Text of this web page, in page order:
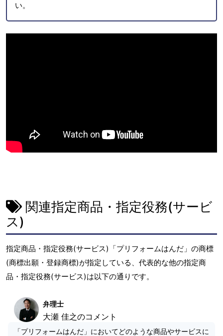
い。
関連指定商品・指定役務(サービ
ス)
指定商品・指定役務(サービス)「プリフォームはんだ」の商標
(商標出願・登録商標)が指定している、代表的な他の指定商
品・指定役務(サービス)は以下の通りです。
弁理士
大瀬 佳之のコメント
「プリフォームはんだ」においてどのような商品やサービスに